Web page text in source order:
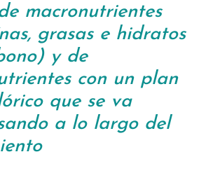
macronutrientes
grasas e hidratos
y de
con un plan
que se va
a lo largo del